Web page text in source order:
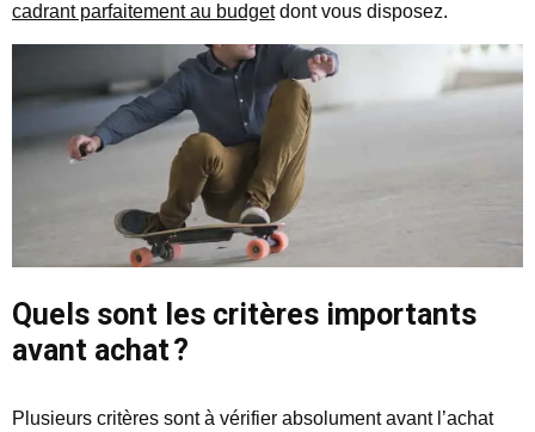
cadrant parfaitement au budgetdont vous disposez.
Quels sont les critères importants
avant achat ?
Plusieurs critères sont à vérifier absolument avant l’achat